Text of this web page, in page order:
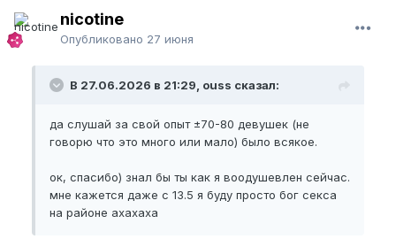
nicotine
Опубликовано 27 июня
В 27.06.2026 в 21:29, ouss сказал:
да слушай за свой опыт ±70-80 девушек (не
говорю что это много или мало) было всякое.
ок, спасибо) знал бы ты как я воодушевлен сейчас.
мне кажется даже с 13.5 я буду просто бог секса
на районе ахахаха